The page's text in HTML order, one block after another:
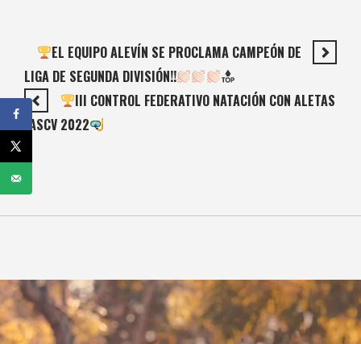
EL EQUIPO ALEVÍN SE PROCLAMA CAMPEÓN DE
LIGA DE SEGUNDA DIVISIÓN!!
III CONTROL FEDERATIVO NATACIÓN CON ALETAS
FASCV 2022